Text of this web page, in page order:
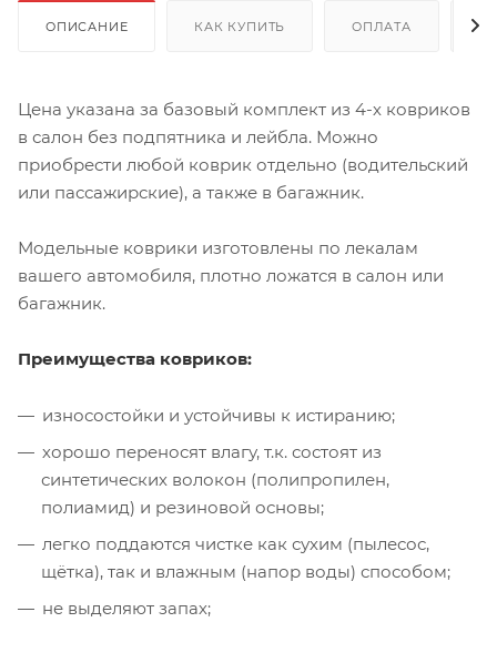
ОПИСАНИЕ КАК КУПИТЬ ОПЛАТА
Цена указана за базовый комплект из 4-х ковриков
в салон без подпятника и лейбла. Можно
приобрести любой коврик отдельно (водительский
или пассажирские), а также в багажник.
Модельные коврики изготовлены по лекалам
вашего автомобиля, плотно ложатся в салон или
багажник.
Преимущества ковриков:
износостойки и устойчивы к истиранию;
хорошо переносят влагу, т.к. состоят из
синтетических волокон (полипропилен,
полиамид) и резиновой основы;
легко поддаются чистке как сухим (пылесос,
щётка), так и влажным (напор воды) способом;
не выделяют запах;